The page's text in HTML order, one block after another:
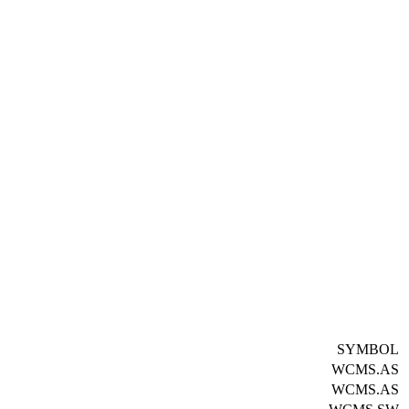
SYMBOL
WCMS.AS
WCMS.AS